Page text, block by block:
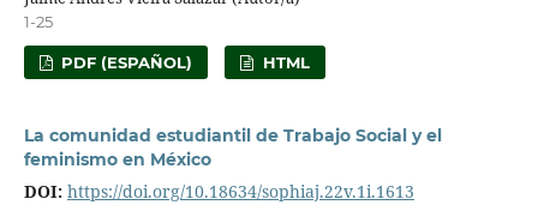
1-25
PDF (ESPAÑOL) HTML
La comunidad estudiantil de Trabajo Social y el
feminismo en México
DOI: https://doi.org/10.18634/sophiaj.22v.1i.1613